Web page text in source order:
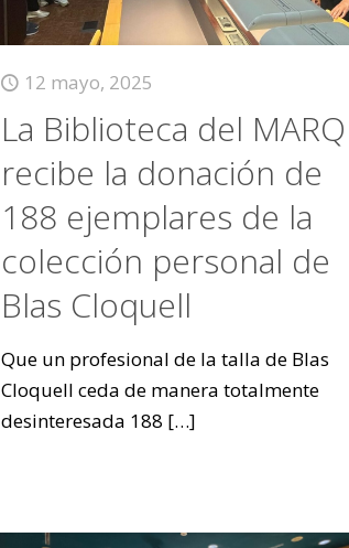
12 mayo, 2025
La Biblioteca del MARQ
recibe la donación de
188 ejemplares de la
colección personal de
Blas Cloquell
Que un profesional de la talla de Blas
Cloquell ceda de manera totalmente
desinteresada 188 […]